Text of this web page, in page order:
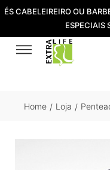
ÉS CABELEIREIRO OU
ESPECIAIS
Home / Loja /